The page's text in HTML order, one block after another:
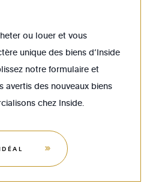
ou louer et vous
unique des biens d’Inside
notre formulaire et
avertis des nouveaux biens
chez Inside.